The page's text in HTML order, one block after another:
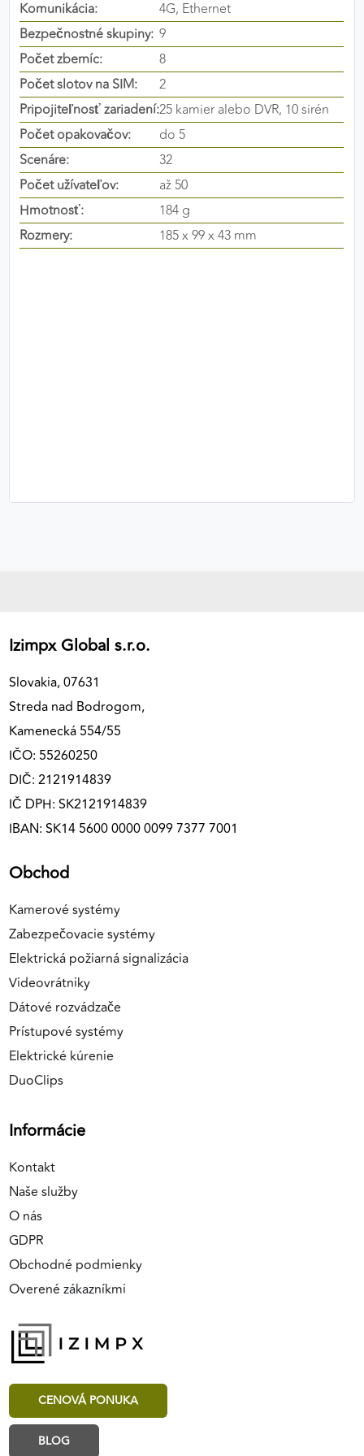
Komunikácia:
4G, Ethernet
Bezpečnostné skupiny: 9
Počet zberníc:
8
Počet slotov na SIM:
2
Pripojiteľnosť zariadení:25 kamier alebo DVR, 10 sirén
Počet opakovačov:
do 5
Scenáre:
32
Počet užívateľov:
až 50
Hmotnosť:
184 g
Rozmery:
185 x 99 x 43 mm
Izimpx Global s.r.o.
Slovakia, 07631
Streda nad Bodrogom,
Kamenecká 554/55
IČO: 55260250
DIČ: 2121914839
IČ DPH: SK2121914839
IBAN: SK14 5600 0000 0099 7377 7001
Obchod
Kamerové systémy
Zabezpečovacie systémy
Elektrická požiarná signalizácia
Videovrátniky
Dátové rozvádzače
Prístupové systémy
Elektrické kúrenie
DuoClips
Informácie
Kontakt
Naše služby
O nás
GDPR
Obchodné podmienky
Overené zákazníkmi
CENOVÁ PONUKA
BLOG
výkon a funkčnosť našich stránok.
Google Analytics
Poskytovateľ:
MARKETINGOVÉ COOKIES
Marketingové cookies sa používajú na sledovanie
správania používateľov naprieč webovými
stránkami. Umožňujú nám a našim partnerom
zobrazovať cielenú a relevantnú reklamu, a to na